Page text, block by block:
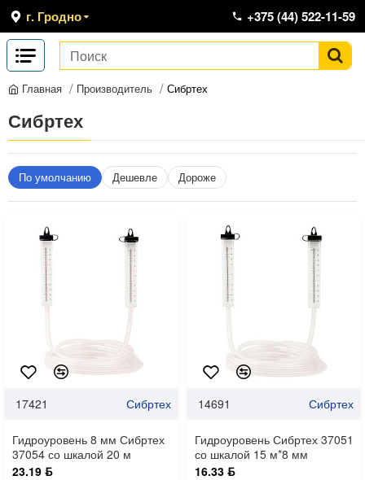
г. Гродно +375 (44) 522-11-59
Главная Производитель Сибртех
Сибртех
По умолчанию Дешевле Дороже
17421 Сибртех
Гидроуровень 8 мм Сибртех
37054 со шкалой 20 м
23.19 ƃ
14691 Сибртех
Гидроуровень Сибртех 37051
со шкалой 15 м*8 мм
16.33 ƃ